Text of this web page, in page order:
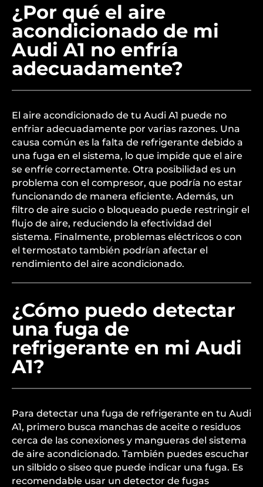
¿Por qué el aire
acondicionado de mi
Audi A1 no enfría
adecuadamente?
El aire acondicionado de tu Audi A1 puede no
enfriar adecuadamente por varias razones. Una
causa común es la falta de refrigerante debido a
una fuga en el sistema, lo que impide que el aire
se enfríe correctamente. Otra posibilidad es un
problema con el compresor, que podría no estar
funcionando de manera eficiente. Además, un
filtro de aire sucio o bloqueado puede restringir el
flujo de aire, reduciendo la efectividad del
sistema. Finalmente, problemas eléctricos o con
el termostato también podrían afectar el
rendimiento del aire acondicionado.
¿Cómo puedo detectar
una fuga de
refrigerante en mi Audi
A1?
Para detectar una fuga de refrigerante en tu Audi
A1, primero busca manchas de aceite o residuos
cerca de las conexiones y mangueras del sistema
de aire acondicionado. También puedes escuchar
un silbido o siseo que puede indicar una fuga. Es
recomendable usar un detector de fugas